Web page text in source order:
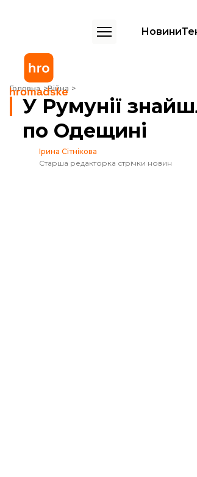
Новини
Головна Війна
У Румунії знайшли нові уламки дрона після
У Румунії
по Одещині
Ірина Сітнікова
Старша редакторка стрічки новин